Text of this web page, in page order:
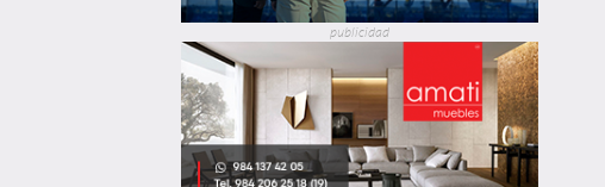
publicidad